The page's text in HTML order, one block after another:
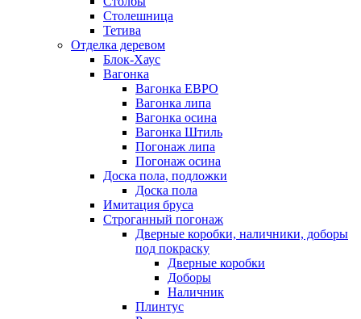
Столешница
Тетива
Отделка деревом
Блок-Хаус
Вагонка
Вагонка ЕВРО
Вагонка липа
Вагонка осина
Вагонка Штиль
Погонаж липа
Погонаж осина
Доска пола, подложки
Доска пола
Имитация бруса
Строганный погонаж
Дверные коробки, наличники, доборы
под покраску
Дверные коробки
Доборы
Наличник
Плинтус